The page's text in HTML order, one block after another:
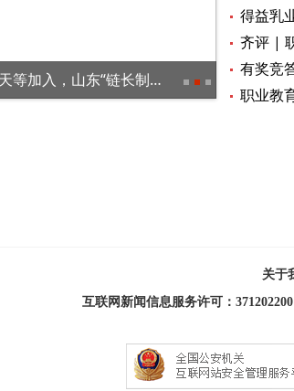
人工智能、商业航天等加入，山东“链长制”进一步升级优化
节令食
得益乳
标杆示
齐评 |
有奖竞
赛即将
职业教
关于
互联网新闻信息服务许可：